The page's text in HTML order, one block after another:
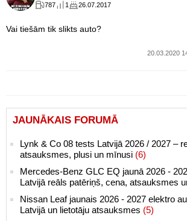
787 1 26.07.2017
Vai tiešām tik slikts auto?
20.03.2020
JAUNĀKAIS FORUMĀ
Lynk & Co 08 tests Latvijā 2026 / 2027 –
atsauksmes, plusi un mīnusi (6)
Mercedes-Benz GLC EQ jaunā 2026 -
Latvijā reāls patēriņš, cena, atsauksmes
Nissan Leaf jaunais 2026 - 2027 elektro
Latvijā un lietotāju atsauksmes (5)